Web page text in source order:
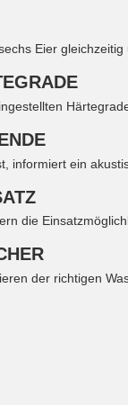
Eier
informiert ein
die
der richtigen